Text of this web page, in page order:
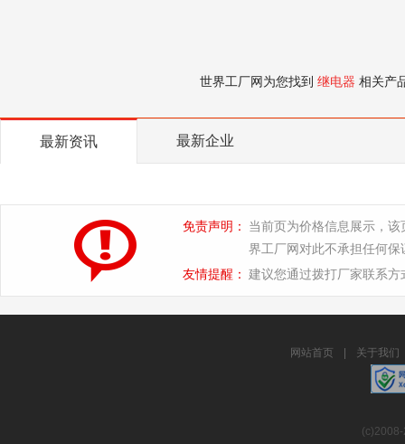
世界工厂网为您找到 继电器 相关产
最新资讯 最新企业
免责声明：
当前页为价格信息展示，
界工厂网对此不承担任何保
友情提醒： 建议您通过拨打厂家联系
网站首页 关于我们